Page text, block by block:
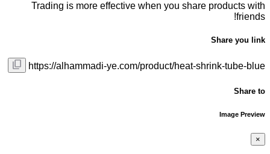
Trading is more effective when you share products with
friends!
Share you link
https://alhammadi-ye.com/product/heat-shrink-tube-blue
Share to
Image Preview
×